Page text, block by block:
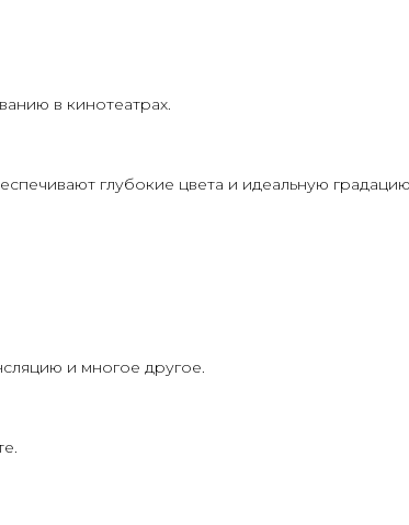
в кинотеатрах.
глубокие цвета и идеальную
и многое другое.